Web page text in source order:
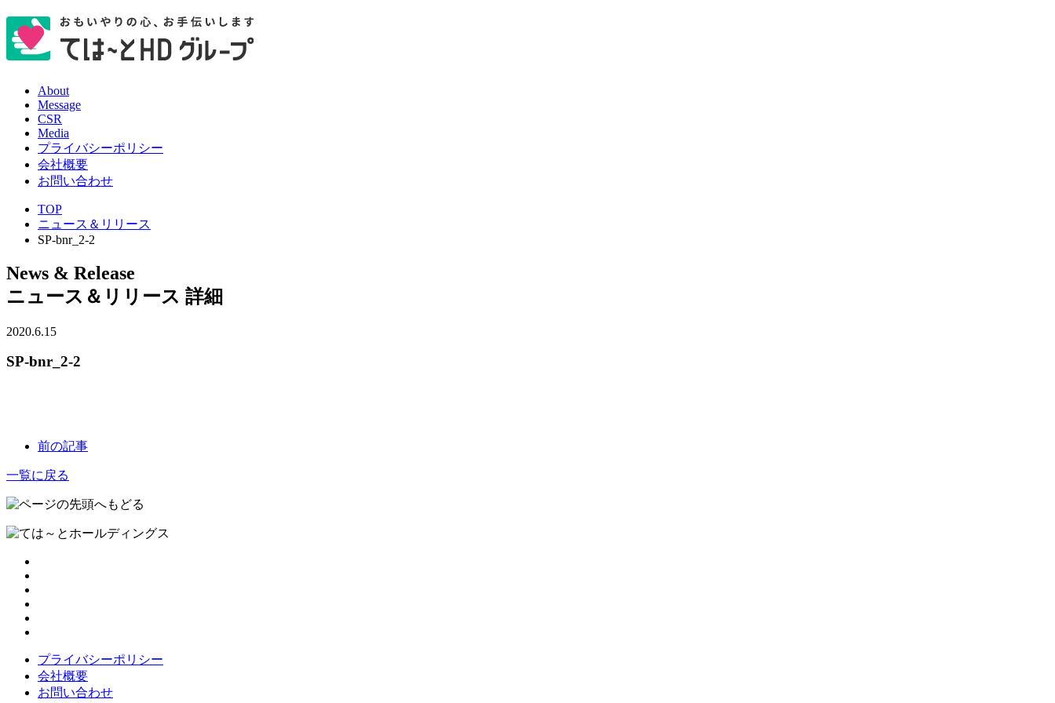
About
Message
CSR
Media
プライバシーポリシー
会社概要
お問い合わせ
TOP
ニュース＆リリース
SP-bnr_2-2
News & Release
ニュース＆リリース 詳細
2020.6.15
SP-bnr_2-2
前の記事
一覧に戻る
プライバシーポリシー
会社概要
お問い合わせ